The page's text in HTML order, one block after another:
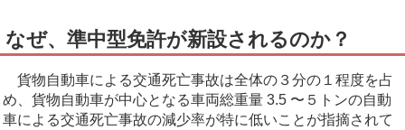
なぜ、準中型免許が新設されるのか？
貨物自動車による交通死亡事故は全体の３分の１程度を占
め、貨物自動車が中心となる車両総重量 3.5 〜５トンの自動
車による交通死亡事故の減少率が特に低いことが指摘されて